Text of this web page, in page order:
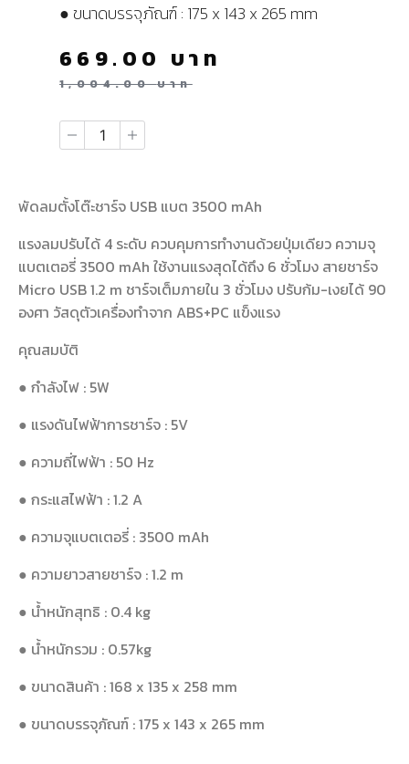
● ขนาดบรรจุภัณฑ์ : 175 x 143 x 265 mm
1,004.00บาท
669.00 บาท
พัดลมตั้งโต๊ะชาร์จ USB แบต 3500 mAh
แรงลมปรับได้ 4 ระดับ ควบคุมการทำงานด้วยปุ่มเดียว ความจุ
แบตเตอรี่ 3500 mAh ใช้งานแรงสุดได้ถึง 6 ชั่วโมง สายชาร์จ
Micro USB 1.2 m ชาร์จเต็มภายใน 3 ชั่วโมง ปรับก้ม-เงยได้ 90
องศา วัสดุตัวเครื่องทำจาก ABS+PC แข็งแรง
คุณสมบัติ
● กำลังไฟ : 5W
● แรงดันไฟฟ้าการชาร์จ : 5V
● ความถี่ไฟฟ้า : 50 Hz
● กระแสไฟฟ้า : 1.2 A
● ความจุแบตเตอรี่ : 3500 mAh
● ความยาวสายชาร์จ : 1.2 m
● น้ำหนักสุทธิ : 0.4 kg
● น้ำหนักรวม : 0.57kg
● ขนาดสินค้า : 168 x 135 x 258 mm
● ขนาดบรรจุภัณฑ์ : 175 x 143 x 265 mm